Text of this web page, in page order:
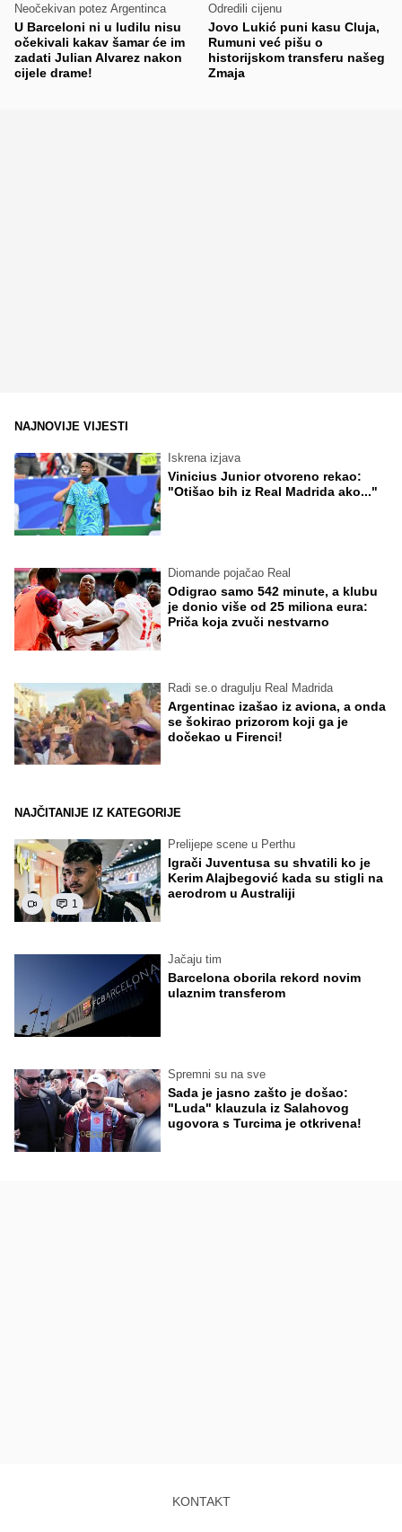
Neočekivan potez Argentinca
U Barceloni ni u ludilu nisu
očekivali kakav šamar će im
zadati Julian Alvarez nakon
cijele drame!
Odredili cijenu
Jovo Lukić puni kasu Cluja,
Rumuni već pišu o
historijskom transferu našeg
Zmaja
NAJNOVIJE VIJESTI
Iskrena izjava
Vinicius Junior otvoreno rekao:
"Otišao bih iz Real Madrida ako..."
Diomande pojačao Real
Odigrao samo 542 minute, a klubu
je donio više od 25 miliona eura:
Priča koja zvuči nestvarno
Radi se.o dragulju Real Madrida
Argentinac izašao iz aviona, a onda
se šokirao prizorom koji ga je
dočekao u Firenci!
NAJČITANIJE IZ KATEGORIJE
1
Prelijepe scene u Perthu
Igrači Juventusa su shvatili ko je
Kerim Alajbegović kada su stigli na
aerodrom u Australiji
Jačaju tim
Barcelona oborila rekord novim
ulaznim transferom
Spremni su na sve
Sada je jasno zašto je došao:
"Luda" klauzula iz Salahovog
ugovora s Turcima je otkrivena!
KONTAKT